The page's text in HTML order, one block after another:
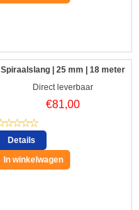
Spiraalslang | 25 mm | 18 meter
Direct leverbaar
€81,00
Details
In winkelwagen